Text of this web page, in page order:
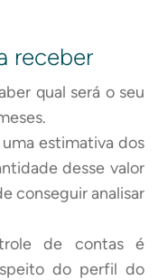
receber
qual será o seu
estimativa dos
desse valor
conseguir analisar
de contas é
do perfil do